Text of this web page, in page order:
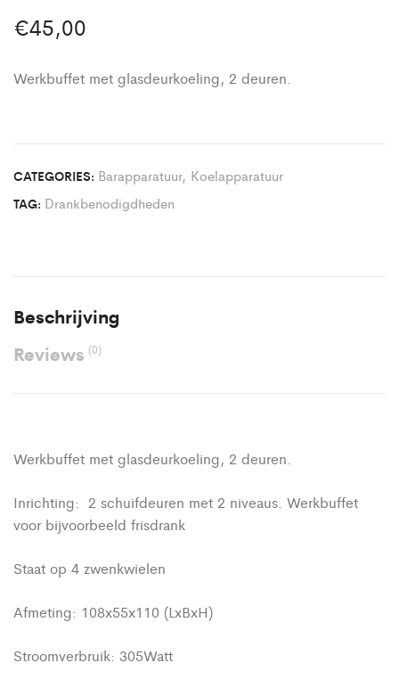
€45,00
Werkbuffet met glasdeurkoeling, 2 deuren.
CATEGORIES: Barapparatuur, Koelapparatuur
TAG: Drankbenodigdheden
Beschrijving
Reviews(0)
Werkbuffet met glasdeurkoeling, 2 deuren.
Inrichting: 2 schuifdeuren met 2 niveaus. Werkbuffet
voor bijvoorbeeld frisdrank
Staat op 4 zwenkwielen
Afmeting: 108x55x110 (LxBxH)
Stroomverbruik: 305Watt